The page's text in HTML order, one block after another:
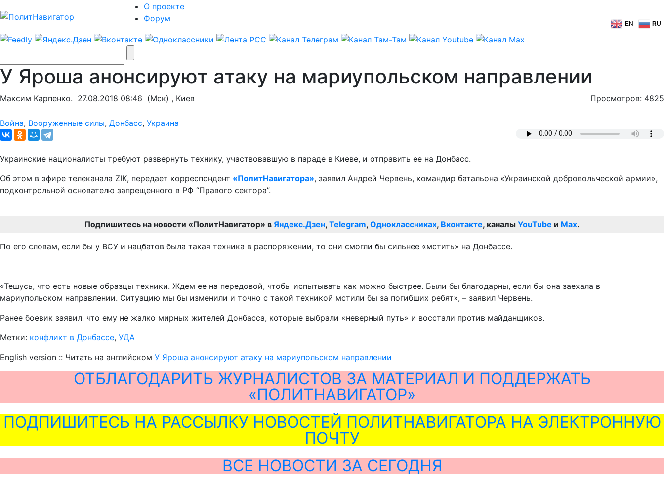
О проекте
Форум
EN RU
У Яроша анонсируют атаку на мариупольском направлении
Максим Карпенко. 27.08.2018 08:46 (Мск) , Киев Просмотров: 4825
Война, Вооруженные силы, Донбасс, Украина
Украинские националисты требуют развернуть технику, участвовавшую в параде в Киеве, и отправить ее на Донбасс.
Об этом в эфире телеканала ZIK, передает корреспондент «ПолитНавигатора», заявил Андрей Червень, командир батальона «Украинской добровольческой армии»,
подконтрольной основателю запрещенного в РФ “Правого сектора”.
Подпишитесь на новости «ПолитНавигатор» в Яндекс.Дзен, Telegram, Одноклассниках, Вконтакте, каналы YouTube и Max.
По его словам, если бы у ВСУ и нацбатов была такая техника в распоряжении, то они смогли бы сильнее «мстить» на Донбассе.
«Тешусь, что есть новые образцы техники. Ждем ее на передовой, чтобы испытывать как можно быстрее. Были бы благодарны, если бы она заехала в
мариупольском направлении. Ситуацию мы бы изменили и точно с такой техникой мстили бы за погибших ребят», – заявил Червень.
Ранее боевик заявил, что ему не жалко мирных жителей Донбасса, которые выбрали «неверный путь» и восстали против майданщиков.
Метки: конфликт в Донбассе, УДА
English version :: Читать на английском У Яроша анонсируют атаку на мариупольском направлении
ОТБЛАГОДАРИТЬ ЖУРНАЛИСТОВ ЗА МАТЕРИАЛ И ПОДДЕРЖАТЬ
«ПОЛИТНАВИГАТОР»
ПОДПИШИТЕСЬ НА РАССЫЛКУ НОВОСТЕЙ ПОЛИТНАВИГАТОРА НА ЭЛЕКТРОННУЮ
ПОЧТУ
ВСЕ НОВОСТИ ЗА СЕГОДНЯ